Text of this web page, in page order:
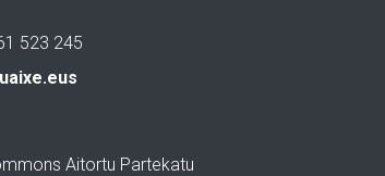
523 245
Aitortu Partekatu